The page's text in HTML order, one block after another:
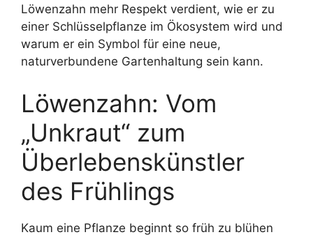
Löwenzahn mehr Respekt verdient, wie er zu
einer Schlüsselpflanze im Ökosystem wird und
warum er ein Symbol für eine neue,
naturverbundene Gartenhaltung sein kann.
Löwenzahn: Vom
„Unkraut“ zum
Überlebenskünstler
des Frühlings
Kaum eine Pflanze beginnt so früh zu blühen